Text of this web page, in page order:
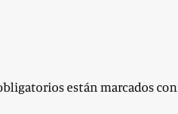
están marcados con